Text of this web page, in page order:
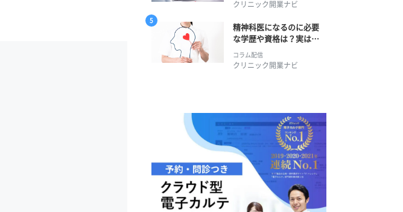
クリニック開業ナビ
精神科医になるのに必要
な学歴や資格は？実は学
士編入学からでも目指せ
る！
コラム配信
クリニック開業ナビ